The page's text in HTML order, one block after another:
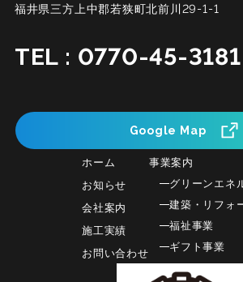
福井県三方上中郡若狭町北前川29-1-1
TEL : 0770-45-3181
Google Map
ホーム
お知らせ
会社案内
施工実績
お問い合わせ
事業案内
グリーンエネ
建築・リフォ
福祉事業
ギフト事業